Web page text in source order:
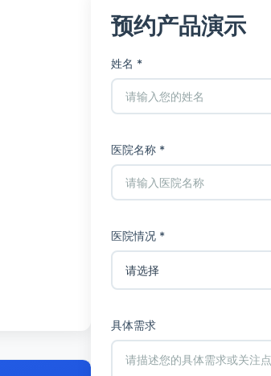
预约产品演示
姓名 *
医院名称 *
医院情况 *
具体需求